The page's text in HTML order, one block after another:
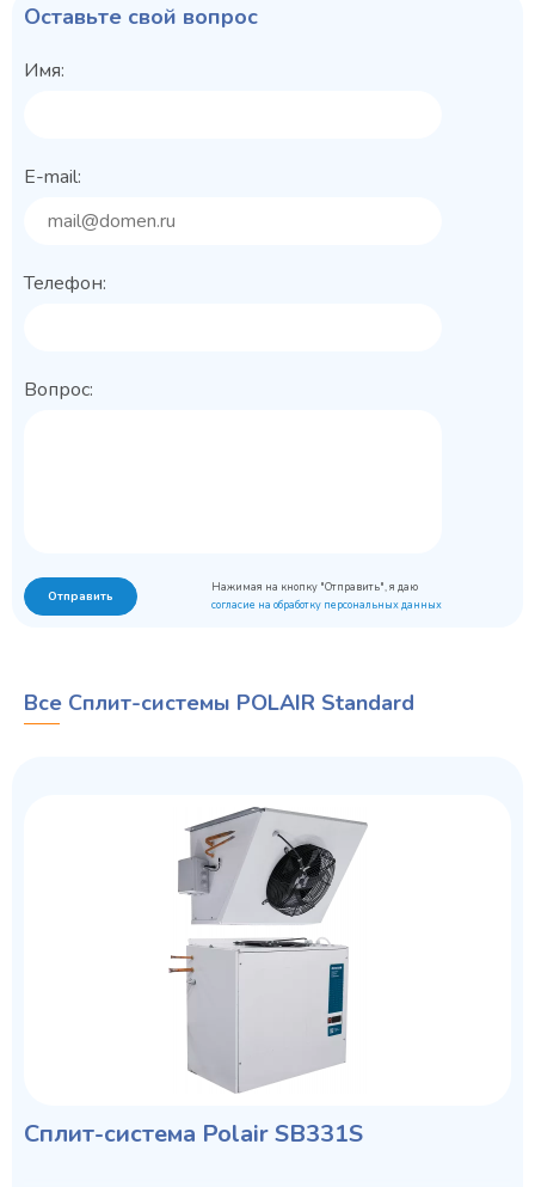
Оставьте свой вопрос
Имя:
E-mail:
Телефон:
Вопрос:
Отправить
Нажимая на кнопку "Отправить", я даю
согласие на обработку персональных данных
Все Сплит-системы POLAIR Standard
Сплит-система Polair SB331S